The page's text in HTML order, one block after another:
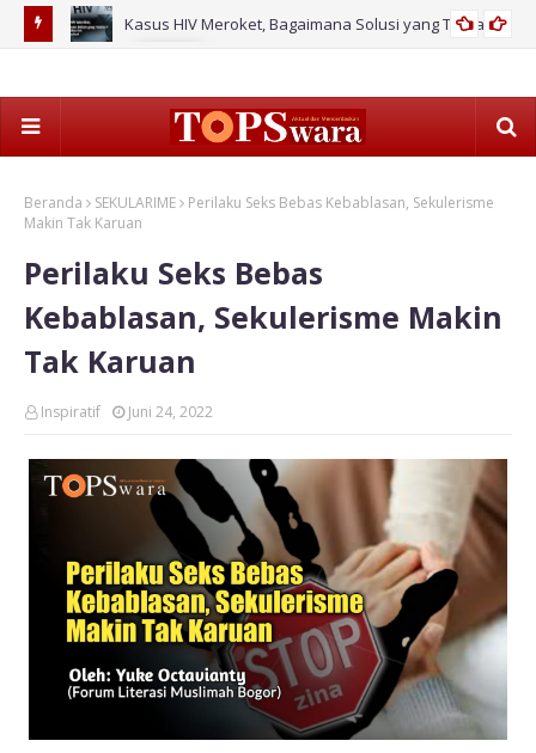
Baru Kasus HIV Meroket, Bagaimana Solusi yang Tuntas?
Beranda SEKULARIME
Perilaku Seks Bebas Kebablasan, Sekulerisme
Makin Tak Karuan
Perilaku Seks Bebas
Kebablasan, Sekulerisme Makin
Tak Karuan
Inspiratif Juni 24, 2022